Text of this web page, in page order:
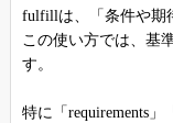
fulfillは、「条件や期
この使い方では、基
す。
特に「requirements」